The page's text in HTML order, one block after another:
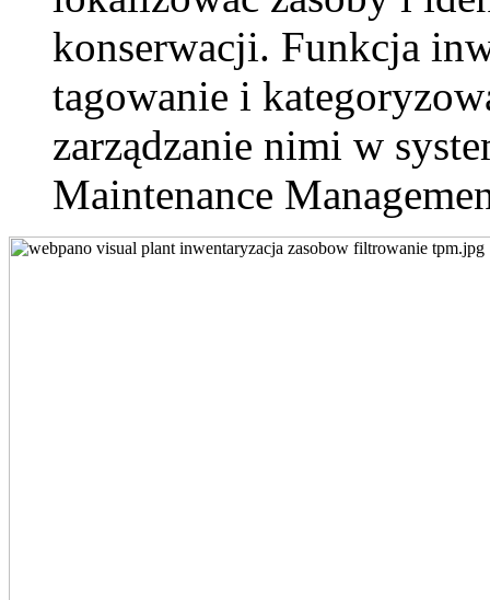
konserwacji. Funkcja
tagowanie i
zarządzanie nimi w
Maintenance